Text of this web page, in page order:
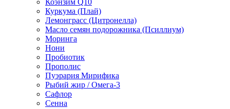
Коэнзим Q10
Куркума (Плай)
Лемонграсс (Цитронелла)
Масло семян подорожника (Псиллиум)
Моринга
Нони
Пробиотик
Прополис
Пуэрария Мирифика
Рыбий жир / Омега-3
Сафлор
Сенна